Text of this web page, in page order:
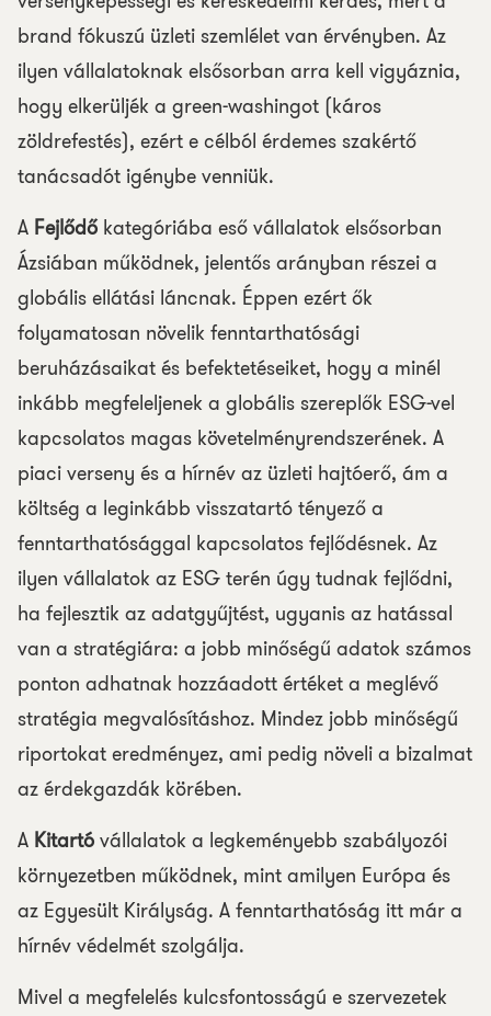
brand fókuszú üzleti szemlélet van érvényben. Az
ilyen vállalatoknak elsősorban arra kell vigyáznia,
hogy elkerüljék a green-washingot (káros
zöldrefestés), ezért e célból érdemes szakértő
tanácsadót igénybe venniük.
A Fejlődő kategóriába eső vállalatok elsősorban
Ázsiában működnek, jelentős arányban részei a
globális ellátási láncnak. Éppen ezért ők
folyamatosan növelik fenntarthatósági
beruházásaikat és befektetéseiket, hogy a minél
inkább megfeleljenek a globális szereplők ESG-vel
kapcsolatos magas követelményrendszerének. A
piaci verseny és a hírnév az üzleti hajtóerő, ám a
költség a leginkább visszatartó tényező a
fenntarthatósággal kapcsolatos fejlődésnek. Az
ilyen vállalatok az ESG terén úgy tudnak fejlődni,
ha fejlesztik az adatgyűjtést, ugyanis az hatással
van a stratégiára: a jobb minőségű adatok számos
ponton adhatnak hozzáadott értéket a meglévő
stratégia megvalósításhoz. Mindez jobb minőségű
riportokat eredményez, ami pedig növeli a bizalmat
az érdekgazdák körében.
A Kitartóvállalatok a legkeményebb szabályozói
környezetben működnek, mint amilyen Európa és
az Egyesült Királyság. A fenntarthatóság itt már a
hírnév védelmét szolgálja.
Mivel a megfelelés kulcsfontosságú e szervezetek